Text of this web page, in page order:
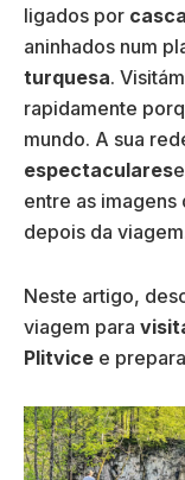
ligados por
aninhados num
turquesa.
rapidamente
mundo. A sua
espectaculares
entre as imagens
depois da
Neste artigo,
viagem para
Plitvice e